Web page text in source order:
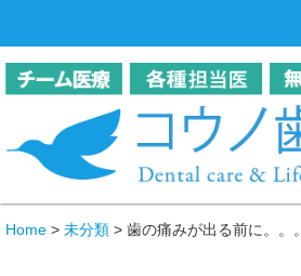
Home > 未分類 > 歯の痛みが出る前に。。。